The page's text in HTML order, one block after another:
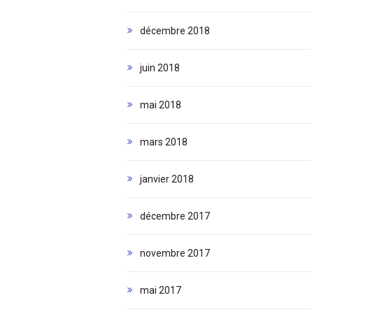
décembre 2018
juin 2018
mai 2018
mars 2018
janvier 2018
décembre 2017
novembre 2017
mai 2017